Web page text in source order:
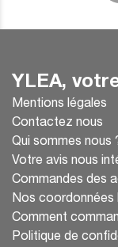
YLEA,
Mentions légales
Contactez nous
Qui sommes nous
Votre avis nous
Commandes des
Nos coordonnées
Comment
Politique de